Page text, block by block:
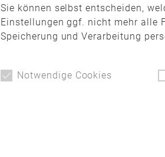
Sie können selbst entscheiden,
Einstellungen ggf. nicht mehr alle
Speicherung und Verarbeitung
Notwendige Cookies